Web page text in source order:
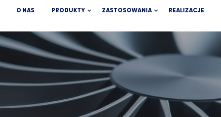
O NAS PRODUKTY ZASTOSOWANIA REALIZACJE